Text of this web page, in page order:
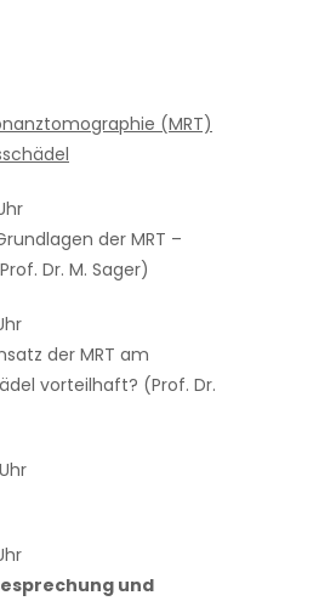
(MRT)
der MRT –
Dr. M. Sager)
der MRT am
vorteilhaft? (Prof. Dr.
und